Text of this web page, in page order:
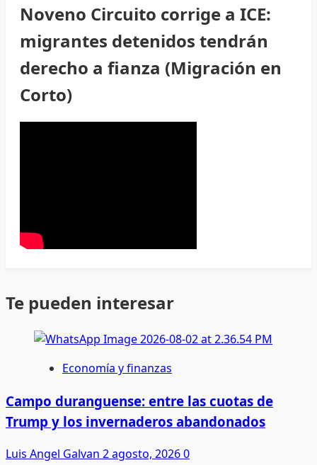
Noveno Circuito corrige a ICE:
migrantes detenidos tendrán
derecho a fianza (Migración en
Corto)
Te pueden interesar
Economía y finanzas
Campo duranguense: entre las cuotas de
Trump y los invernaderos abandonados
Luis Angel Galvan 2 agosto, 20260